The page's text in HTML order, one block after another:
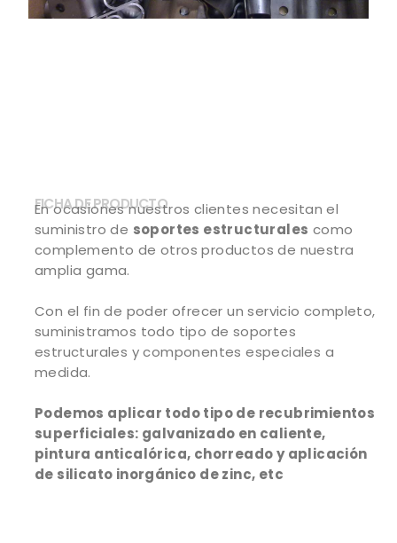
FICHA DE PRODUCTO
En ocasiones nuestros clientes necesitan el
suministro de soportes estructurales como
complemento de otros productos de nuestra
amplia gama.
Con el fin de poder ofrecer un servicio completo,
suministramos todo tipo de soportes
estructurales y componentes especiales a
medida.
Podemos aplicar todo tipo de recubrimientos
superficiales: galvanizado en caliente,
pintura anticalórica, chorreado y aplicación
de silicato inorgánico de zinc, etc